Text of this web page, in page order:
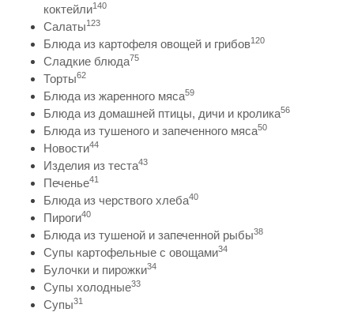
коктейли140
Салаты123
Блюда из картофеля овощей и грибов120
Сладкие блюда75
Торты62
Блюда из жаренного мяса59
Блюда из домашней птицы, дичи и кролика56
Блюда из тушеного и запеченного мяса50
Новости44
Изделия из теста43
Печенье41
Блюда из черствого хлеба40
Пироги40
Блюда из тушеной и запеченной рыбы38
Супы картофельные с овощами34
Булочки и пирожки34
Супы холодные33
Супы31